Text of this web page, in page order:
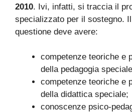
2010. Ivi, infatti, si traccia il
specializzato per il sostegno.
questione deve avere:
competenze teoriche e
della pedagogia
competenze teoriche e
della didattica speciale;
conoscenze psico-